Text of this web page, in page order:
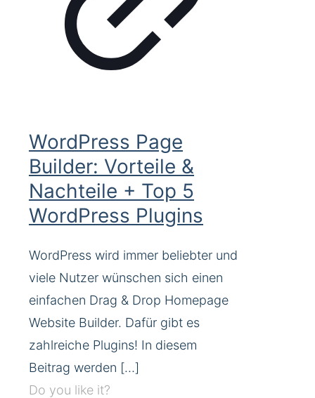
WordPress Page
Builder: Vorteile &
Nachteile + Top 5
WordPress Plugins
WordPress wird immer beliebter und
viele Nutzer wünschen sich einen
einfachen Drag & Drop Homepage
Website Builder. Dafür gibt es
zahlreiche Plugins! In diesem
Beitrag werden […]
Do you like it?